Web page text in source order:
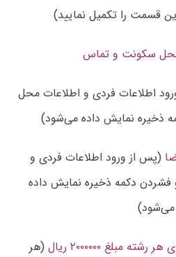
قسمت را تکمیل نمایید)
سکونت و تماس
اطلاعات فردی و اطلاعات محل
ذخیره نمایش داده می‌شود)
(پس از ورود اطلاعات فردی و
دکمه ذخیره نمایش داده
می‌شود)
مبلغ ۲۰۰۰۰۰۰ ریال
(هر